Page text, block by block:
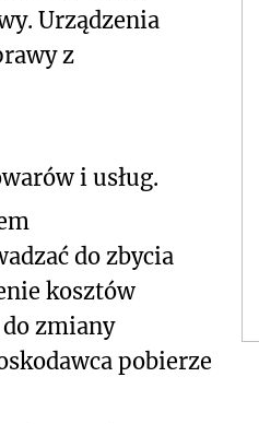
Urządzenia
z
i usług.
do zbycia
kosztów
zmiany
pobierze